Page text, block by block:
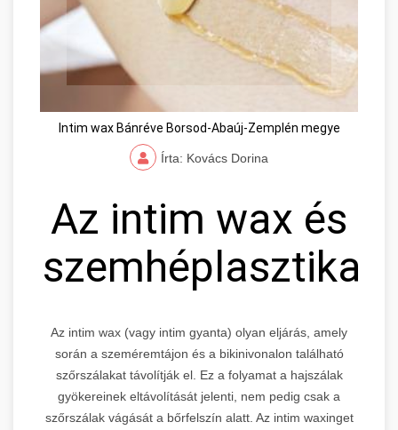
Intim wax Bánréve Borsod-Abaúj-Zemplén megye
Írta: Kovács Dorina
Az intim wax és
szemhéplasztika
Az intim wax (vagy intim gyanta) olyan eljárás, amely
során a szeméremtájon és a bikinivonalon található
szőrszálakat távolítják el. Ez a folyamat a hajszálak
gyökereinek eltávolítását jelenti, nem pedig csak a
szőrszálak vágását a bőrfelszín alatt. Az intim waxinget